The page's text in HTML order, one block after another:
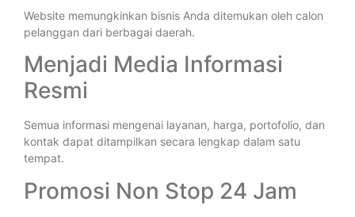
Website memungkinkan bisnis Anda ditemukan oleh calon
pelanggan dari berbagai daerah.
Menjadi Media Informasi
Resmi
Semua informasi mengenai layanan, harga, portofolio, dan
kontak dapat ditampilkan secara lengkap dalam satu
tempat.
Promosi Non Stop 24 Jam